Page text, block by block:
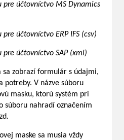
pre účtovníctvo MS Dynamics
účtovníctvo ERP IFS (csv)
účtovníctvo SAP (xml)
sa zobrazí formulár s údajmi,
potreby. V názve súboru
masku, ktorú systém pri
súboru nahradí označením
maske sa musia vždy